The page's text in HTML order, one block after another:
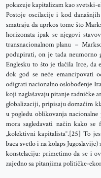
pokazuje kapitalizam kao svetski-
Postoje oscilacije i kod
smatraju da uprkos tome što
horizonata ipak se njegovi
transnacionalnom planu –
podupirati, on je tada
Englesku to što je tlačila Irce, da
dok god se neće emancipovati
odigrati nacionalno oslobođenje
koji naglašavaju pitanje radničke
globalizaciji, pripisaju domaćim
u pogledu oblikovanja
mora sagledavati način kako se
„kolektivni kapitalista“.[25] To
baca svetlo i na kolaps
konstelaciju: primetimo da se i
zajedno sa pitanjima političke-